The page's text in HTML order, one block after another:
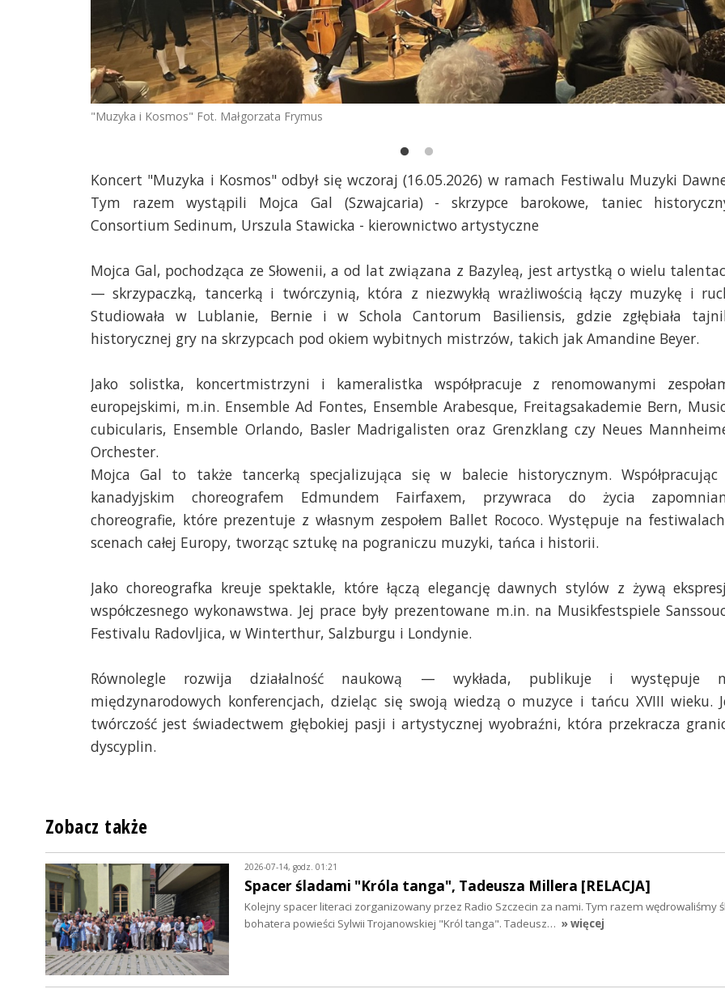
"Muzyka i Kosmos" Fot. Małgorzata Frymus
Koncert "Muzyka i Kosmos" odbył się wczoraj (16.05.2026) w ramach Festiwalu Muzyki
Tym razem wystąpili Mojca Gal (Szwajcaria) - skrzypce barokowe, taniec
Consortium Sedinum, Urszula Stawicka - kierownictwo artystyczne
Mojca Gal, pochodząca ze Słowenii, a od lat związana z Bazyleą, jest artystką o wielu
— skrzypaczką, tancerką i twórczynią, która z niezwykłą wrażliwością łączy muzykę i
Studiowała w Lublanie, Bernie i w Schola Cantorum Basiliensis, gdzie zgłębiała
historycznej gry na skrzypcach pod okiem wybitnych mistrzów, takich jak Amandine Beyer.
Jako solistka, koncertmistrzyni i kameralistka współpracuje z renomowanymi
europejskimi, m.in. Ensemble Ad Fontes, Ensemble Arabesque, Freitagsakademie Bern,
cubicularis, Ensemble Orlando, Basler Madrigalisten oraz Grenzklang czy Neues
Orchester.
Mojca Gal to także tancerką specjalizująca się w balecie historycznym. Współpracując
kanadyjskim choreografem Edmundem Fairfaxem, przywraca do życia
choreografie, które prezentuje z własnym zespołem Ballet Rococo. Występuje na
scenach całej Europy, tworząc sztukę na pograniczu muzyki, tańca i historii.
Jako choreografka kreuje spektakle, które łączą elegancję dawnych stylów z żywą
współczesnego wykonawstwa. Jej prace były prezentowane m.in. na Musikfestspiele
Festivalu Radovljica, w Winterthur, Salzburgu i Londynie.
Równolegle rozwija działalność naukową — wykłada, publikuje i występuje
międzynarodowych konferencjach, dzieląc się swoją wiedzą o muzyce i tańcu XVIII wieku.
twórczość jest świadectwem głębokiej pasji i artystycznej wyobraźni, która przekracza
dyscyplin.
Zobacz także
2026-07-14, godz. 01:21
Spacer śladami "Króla tanga", Tadeusza Millera [RELACJA]
Kolejny spacer literaci zorganizowany przez Radio Szczecin za nami. Tym razem wędrowaliśmy
bohatera powieści Sylwii Trojanowskiej "Król tanga". Tadeusz… » więcej